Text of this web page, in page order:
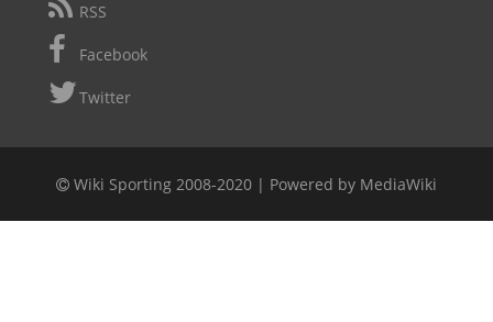
RSS
Facebook
Twitter
Wiki Sporting 2008-2020 | Powered by MediaWiki